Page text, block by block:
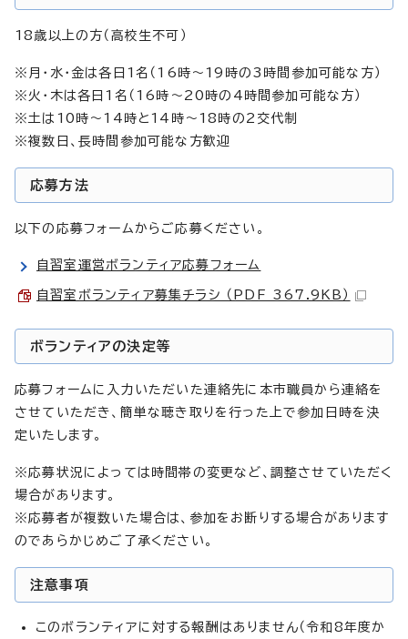
18歳以上の方（高校生不可）
※月・水・金は各日1名（16時～19時の3時間参加可能な方）
※火・木は各日1名（16時～20時の4時間参加可能な方）
※土は10時～14時と14時～18時の2交代制
※複数日、長時間参加可能な方歓迎
応募方法
以下の応募フォームからご応募ください。
自習室運営ボランティア応募フォーム
自習室ボランティア募集チラシ （PDF 367.9KB）
ボランティアの決定等
応募フォームに入力いただいた連絡先に本市職員から連絡を
させていただき、簡単な聴き取りを行った上で参加日時を決
定いたします。
※応募状況によっては時間帯の変更など、調整させていただく
場合があります。
※応募者が複数いた場合は、参加をお断りする場合があります
のであらかじめご了承ください。
注意事項
このボランティアに対する報酬はありません（令和8年度か